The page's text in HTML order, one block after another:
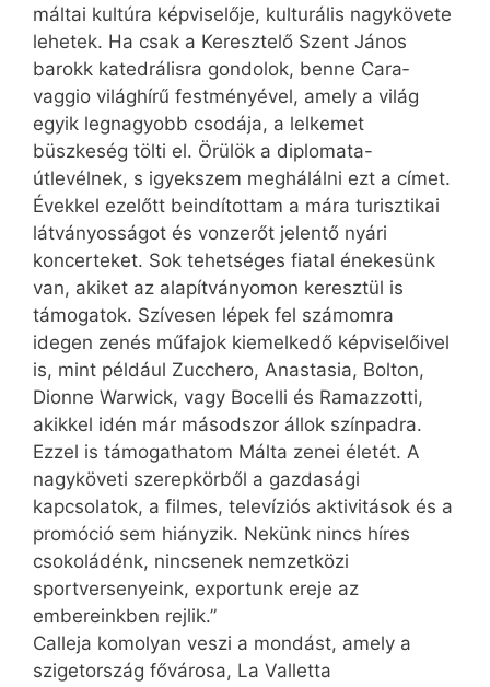
máltai kultúra képviselője, kulturális nagykövete
lehetek. Ha csak a Keresztelő Szent János
barokk katedrálisra gondolok, benne Ca­ra­­­
vaggio világhírű festményével, amely a világ
egyik legnagyobb csodája, a lelkemet
büszkeség tölti el. Örülök a diplomata-
útlevélnek, s igyekszem meghálálni ezt a címet.
Évekkel ezelőtt beindítottam a mára turisztikai
látványosságot és vonzerőt jelentő nyári
koncerteket. Sok tehetséges fiatal énekesünk
van, akiket az alapítványomon keresztül is
támogatok. Szívesen lépek fel számomra
idegen zenés műfajok kiemelkedő képviselőivel
is, mint például Zucchero, Anas­tasia, Bolton,
Dion­ne Warwick, vagy Bo­celli és Ra­mazzotti,
akikkel idén már másodszor állok színpadra.
Ezzel is támogathatom Málta zenei életét. A
nagyköveti szerepkörből a gazdasági
kapcsolatok, a filmes, televíziós aktivitások és a
promóció sem hiányzik. Nekünk nincs híres
csokoládénk, nincsenek nemzetközi
sportversenyeink, exportunk ereje az
embereinkben rejlik.”
Calleja komolyan veszi a mondást, amely a
szigetország fővárosa, La Valletta